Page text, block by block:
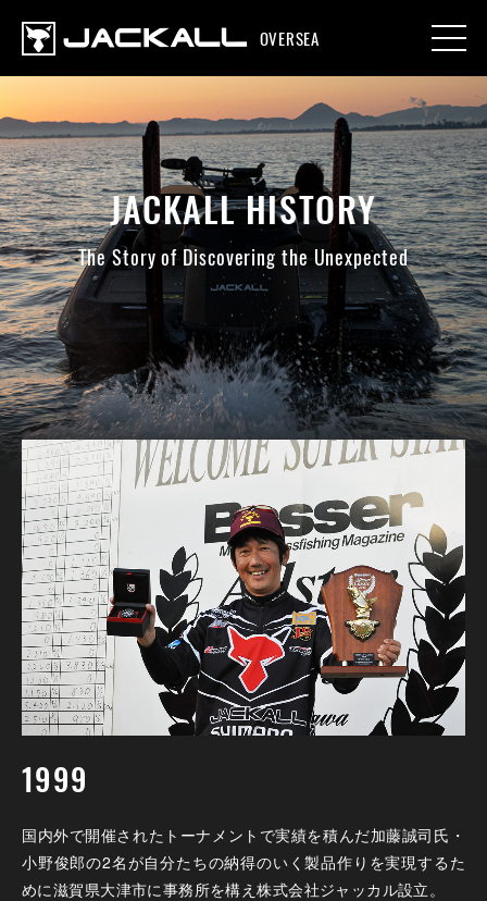
OVERSEA
JACKALL HISTORY
The Story of Discovering the Unexpected
1999
国内外で開催されたトーナメントで実績を積んだ加藤誠司氏・
小野俊郎の2名が自分たちの納得のいく製品作りを実現するた
めに滋賀県大津市に事務所を構え株式会社ジャッカル設立。